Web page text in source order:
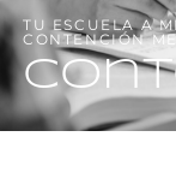
TU ESCUELA A
CONTENCIÓN